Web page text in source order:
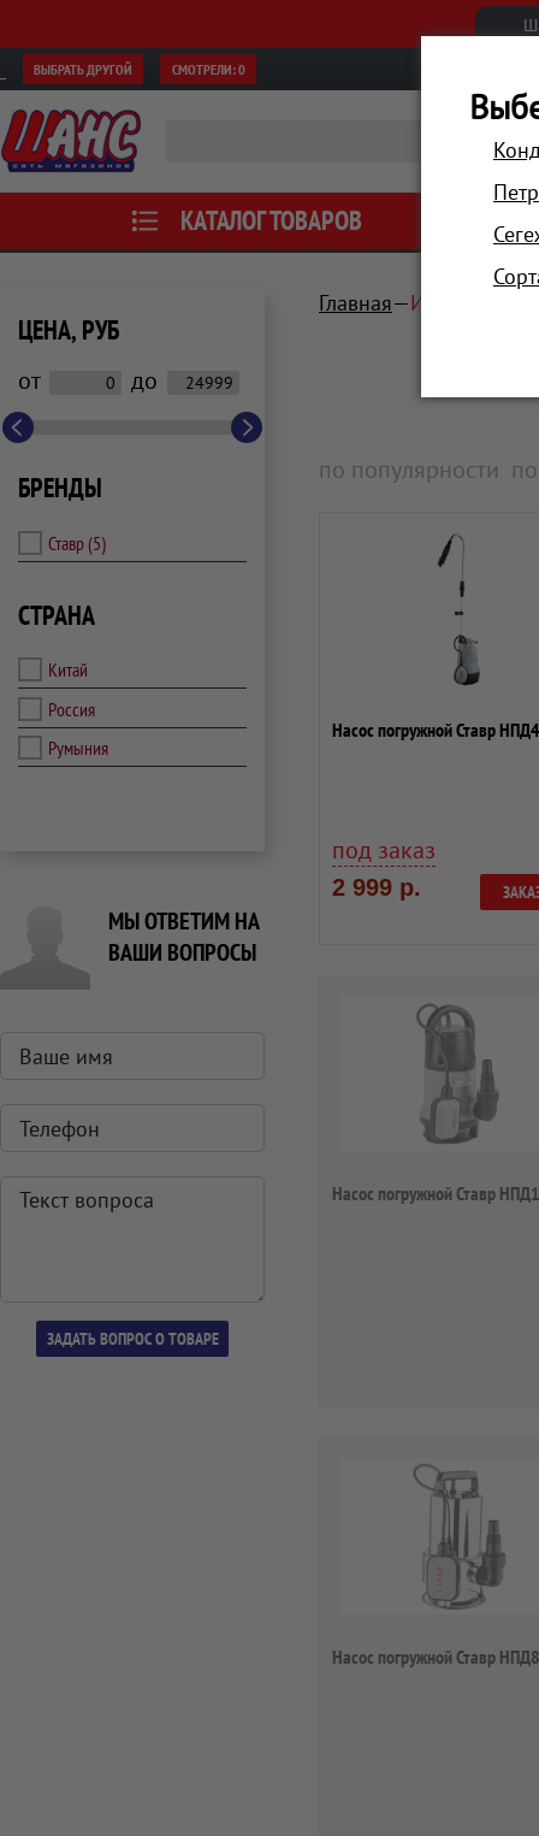
ВЫБРАТЬ ДРУГОЙ СМОТРЕЛИ:0
КАТАЛОГ ТОВАРОВ АКЦИИ
ЦЕНА, РУБ
от до
БРЕНДЫ
Ставр(5)
СТРАНА
Китай
Россия
Румыния
МЫ ОТВЕТИМ НА
ВАШИ ВОПРОСЫ
Главная Инструмент,
по популярности
Насос погружной Ставр
под заказ
2 999 р.
Насос погружной Ставр
Насос погружной Ставр